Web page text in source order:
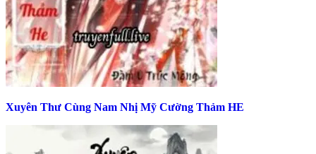
Xuyên Thư Cùng Nam Nhị Mỹ Cường Thảm HE